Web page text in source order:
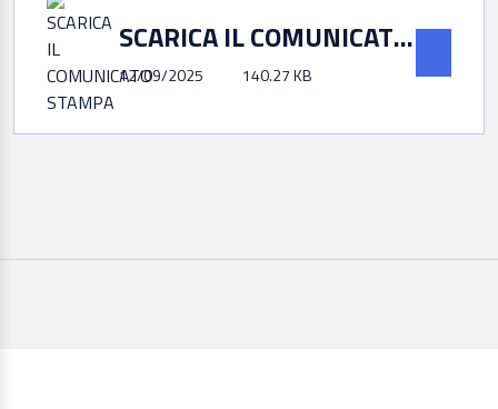
SCARICA IL COMUNICATO STAMPA
12/09/2025 140.27 KB